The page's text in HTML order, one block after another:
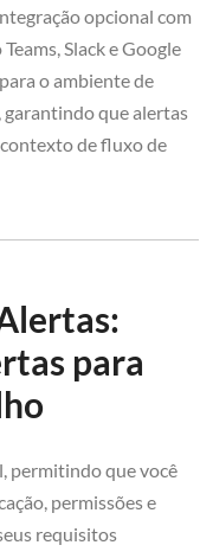
opcional com
Slack e Google
o ambiente de
garantindo que alertas
de fluxo de
para
permitindo que você
permissões e
requisitos